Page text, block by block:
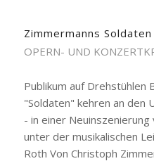
Zimmermanns
OPERN- UND
Publikum auf Drehstühlen
"Soldaten" kehren an den
- in einer Neuinszenierung
unter der musikalischen
Roth Von Christoph